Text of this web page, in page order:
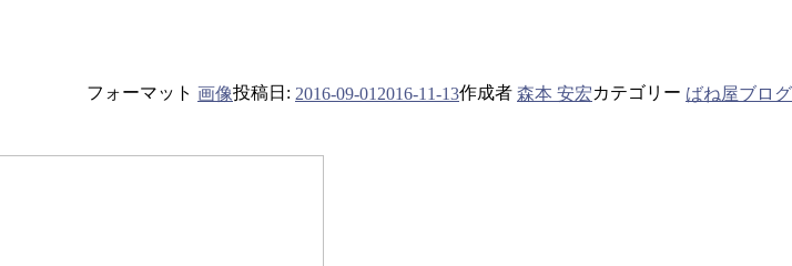
フォーマット 画像投稿日: 2016-09-012016-11-13作成者 森本 安宏カテゴリー ばね屋ブログ